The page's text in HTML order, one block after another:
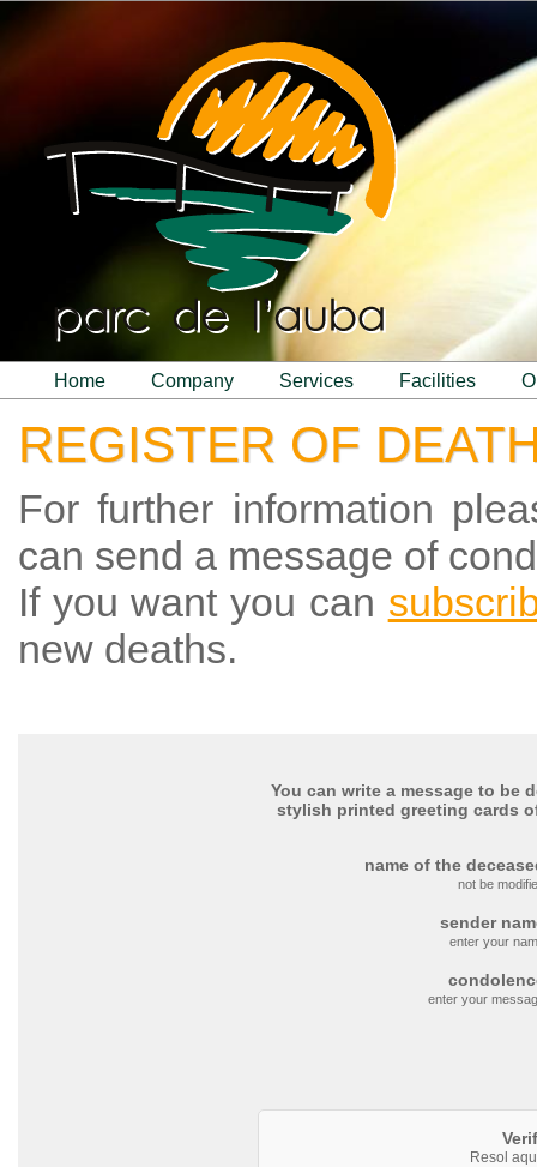
home company services facilities
REGISTER OF
For further information
can send a message of
If you want you can
new deaths.
You can write a message to be
stylish printed greeting cards
name of the
not be
sender
enter your
enter your
Resol